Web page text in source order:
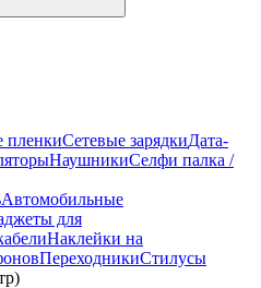
пленкиСетевые зарядкиДата-
НаушникиСелфи палка /
Автомобильные
для
Наклейки на
ПереходникиСтилусы